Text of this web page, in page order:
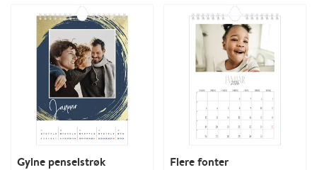
Gylne penselstrøk Flere fonter